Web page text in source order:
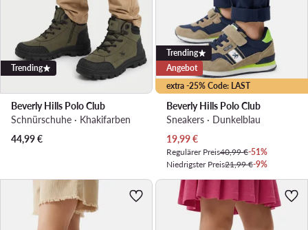
Trending
Beverly Hills Polo Club
Schnürschuhe · Khakifarben
44,99€
extra -25% Code: LAST
Trending
Angebot
Beverly Hills Polo Club
Sneakers · Dunkelblau
Aktueller Preis
19,99€
Regulärer Preis40,99 €-51%
Niedrigster Preis21,99 €-9%